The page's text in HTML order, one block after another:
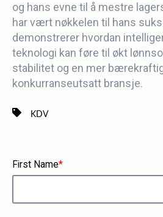
og hans evne til å mestre
har vært nøkkelen til hans
demonstrerer hvordan
teknologi kan føre til økt
stabilitet og en mer
konkurranseutsatt bransje.
KDV
First Name*